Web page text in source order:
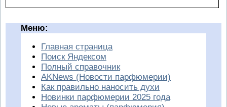
Меню:
Главная страница
Поиск Яндексом
Полный справочник
AKNews (Новости парфюмерии)
Как правильно наносить духи
Новинки парфюмерии 2025 года